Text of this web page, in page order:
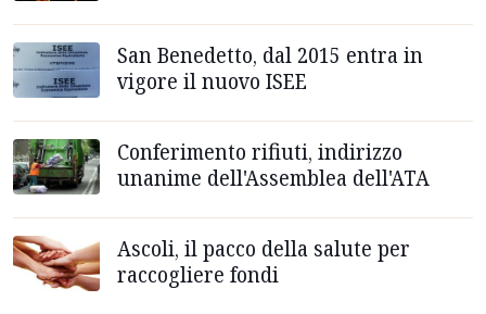
San Benedetto, dal 2015 entra in
vigore il nuovo ISEE
Conferimento rifiuti, indirizzo
unanime dell'Assemblea dell'ATA
Ascoli, il pacco della salute per
raccogliere fondi